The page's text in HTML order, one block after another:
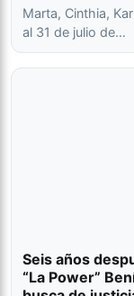
Marta, Cinthia,
al 31 de julio de…
Seis años
“La Power”